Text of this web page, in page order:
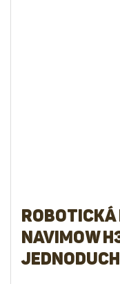
bol postavený tak,
Ak chcete upraviť
aplikáciu a
kosačky.